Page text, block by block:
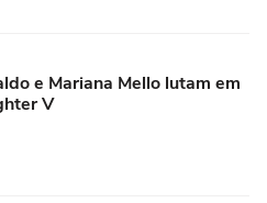
e Mariana Mello lutam em
V